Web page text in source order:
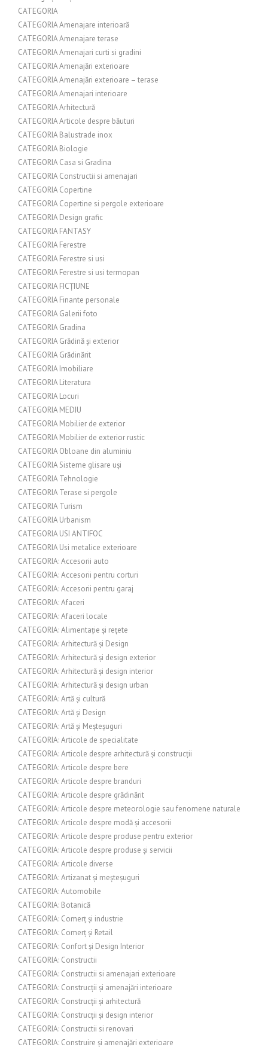
CATEGORIA
CATEGORIA Amenajare interioară
CATEGORIA Amenajare terase
CATEGORIA Amenajari curti si gradini
CATEGORIA Amenajări exterioare
CATEGORIA Amenajări exterioare – terase
CATEGORIA Amenajari interioare
CATEGORIA Arhitectură
CATEGORIA Articole despre băuturi
CATEGORIA Balustrade inox
CATEGORIA Biologie
CATEGORIA Casa si Gradina
CATEGORIA Constructii si amenajari
CATEGORIA Copertine
CATEGORIA Copertine si pergole exterioare
CATEGORIA Design grafic
CATEGORIA FANTASY
CATEGORIA Ferestre
CATEGORIA Ferestre si usi
CATEGORIA Ferestre si usi termopan
CATEGORIA FICȚIUNE
CATEGORIA Finante personale
CATEGORIA Galerii foto
CATEGORIA Gradina
CATEGORIA Grădină și exterior
CATEGORIA Grădinărit
CATEGORIA Imobiliare
CATEGORIA Literatura
CATEGORIA Locuri
CATEGORIA MEDIU
CATEGORIA Mobilier de exterior
CATEGORIA Mobilier de exterior rustic
CATEGORIA Obloane din aluminiu
CATEGORIA Sisteme glisare uși
CATEGORIA Tehnologie
CATEGORIA Terase si pergole
CATEGORIA Turism
CATEGORIA Urbanism
CATEGORIA USI ANTIFOC
CATEGORIA Usi metalice exterioare
CATEGORIA: Accesorii auto
CATEGORIA: Accesorii pentru corturi
CATEGORIA: Accesorii pentru garaj
CATEGORIA: Afaceri
CATEGORIA: Afaceri locale
CATEGORIA: Alimentație și rețete
CATEGORIA: Arhitectură și Design
CATEGORIA: Arhitectură și design exterior
CATEGORIA: Arhitectură și design interior
CATEGORIA: Arhitectură și design urban
CATEGORIA: Artă și cultură
CATEGORIA: Artă și Design
CATEGORIA: Artă și Meșteșuguri
CATEGORIA: Articole de specialitate
CATEGORIA: Articole despre arhitectură și construcții
CATEGORIA: Articole despre bere
CATEGORIA: Articole despre branduri
CATEGORIA: Articole despre grădinărit
CATEGORIA: Articole despre meteorologie sau fenomene naturale
CATEGORIA: Articole despre modă și accesorii
CATEGORIA: Articole despre produse pentru exterior
CATEGORIA: Articole despre produse și servicii
CATEGORIA: Articole diverse
CATEGORIA: Artizanat și meșteșuguri
CATEGORIA: Automobile
CATEGORIA: Botanică
CATEGORIA: Comerț și industrie
CATEGORIA: Comerț și Retail
CATEGORIA: Confort și Design Interior
CATEGORIA: Constructii
CATEGORIA: Constructii si amenajari exterioare
CATEGORIA: Construcții și amenajări interioare
CATEGORIA: Construcții și arhitectură
CATEGORIA: Construcții și design interior
CATEGORIA: Constructii si renovari
CATEGORIA: Construire și amenajări exterioare